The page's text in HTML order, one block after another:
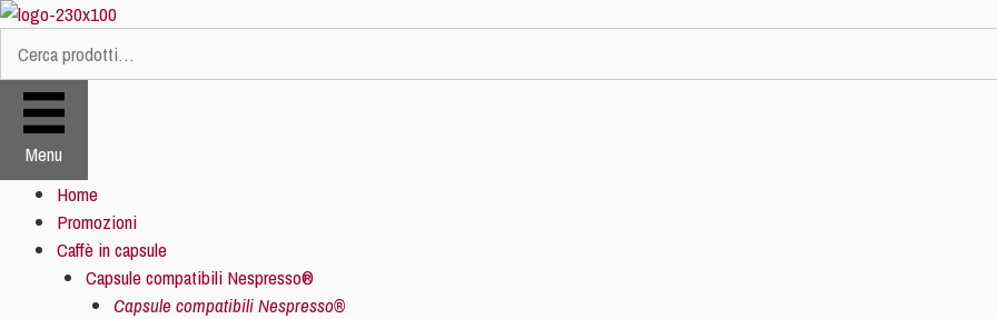
Vai
contenuto
Cerca:
Menu
Home
Promozioni
Caffè in capsule
Capsule compatibili Nespresso®
Capsule compatibili Nespresso®